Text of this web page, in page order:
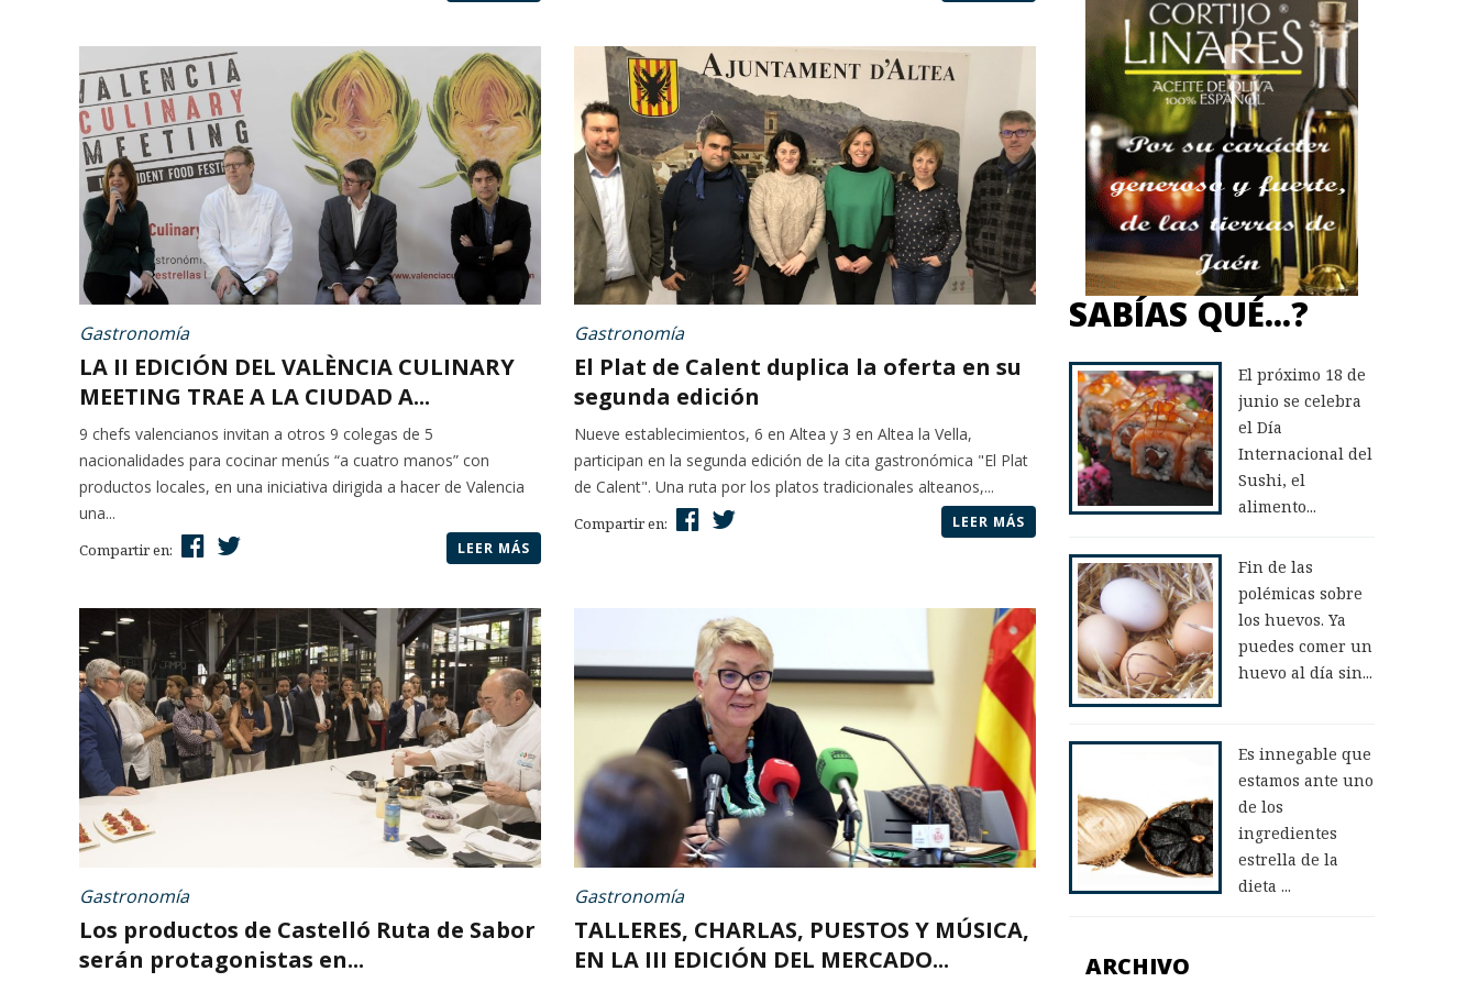
Gastronomía
LA II EDICIÓN DEL VALÈNCIA CULINARY
MEETING TRAE A LA CIUDAD A...
9 chefs valencianos invitan a otros 9 colegas de 5
nacionalidades para cocinar menús “a cuatro manos” con
productos locales, en una iniciativa dirigida a hacer de Valencia
una...
Compartir en: LEER MÁS
Gastronomía
El Plat de Calent duplica la oferta en su
segunda edición
Nueve establecimientos, 6 en Altea y 3 en Altea la Vella,
participan en la segunda edición de la cita gastronómica "El Plat
de Calent". Una ruta por los platos tradicionales alteanos,...
Compartir en: LEER MÁS
Gastronomía
Los productos de Castelló Ruta de Sabor
serán protagonistas en...
Gastronomía
TALLERES, CHARLAS, PUESTOS Y MÚSICA,
EN LA III EDICIÓN DEL MERCADO...
SABÍAS QUÉ...?
El próximo 18 de
junio se celebra
el Día
Internacional del
Sushi, el
alimento...
Fin de las
polémicas sobre
los huevos. Ya
puedes comer un
huevo al día sin...
Es innegable que
estamos ante uno
de los
ingredientes
estrella de la
dieta ...
ARCHIVO